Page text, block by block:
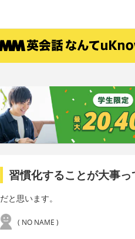
習慣化することが大事
だと思います。
( NO NAME )